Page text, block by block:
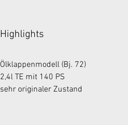
Highlights
Ölklappenmodell (Bj. 72)
2,4l TE mit 140 PS
sehr originaler Zustand